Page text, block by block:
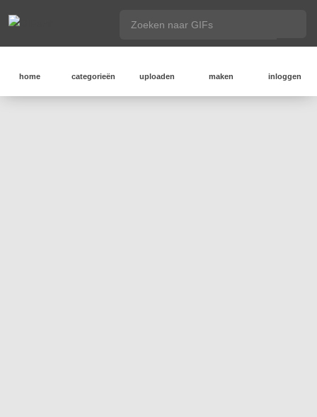
home categorieën uploaden maken inloggen